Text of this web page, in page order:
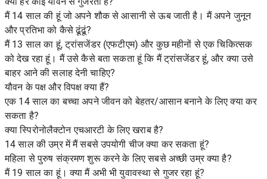
मैं 14 साल की हूं जो अपने शौक से आसानी से ऊब जाती है। मैं अपने जुनून
और प्रतिभा को कैसे ढूंढूं?
मैं 13 साल का हूं, ट्रांसजेंडर (एफटीएम) और कुछ महीनों से एक चिकित्सक
को देख रहा हूं। मैं उसे कैसे बता सकता हूं कि मैं ट्रांसजेंडर हूं, और क्या उसे
बाहर आने की सलाह देनी चाहिए?
यौवन के पक्ष और विपक्ष क्या हैं?
एक 14 साल का बच्चा अपने जीवन को बेहतर/आसान बनाने के लिए क्या कर
सकता है?
क्या स्पिरोनोलैक्टोन एचआरटी के लिए खराब है?
14 साल की उम्र में मैं सबसे उपयोगी चीज क्या कर सकता हूं?
महिला से पुरुष संक्रमण शुरू करने के लिए सबसे अच्छी उम्र क्या है?
मैं 19 साल का हूं। क्या मैं अभी भी युवावस्था से गुजर रहा हूं?